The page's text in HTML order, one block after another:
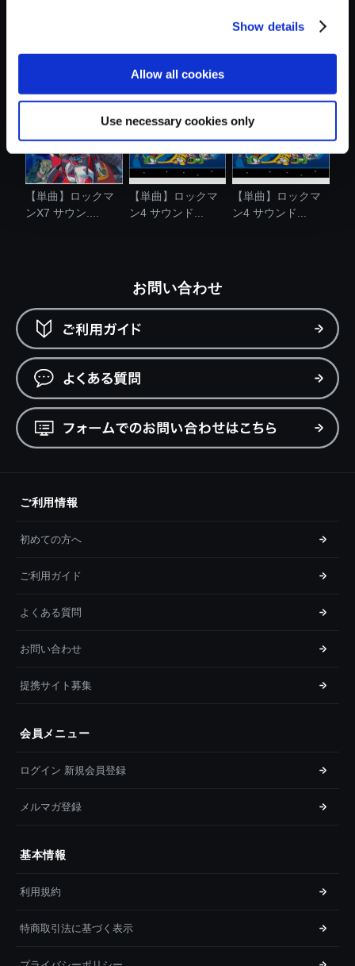
Show details
Allow all cookies
Use necessary cookies only
ン6 サウンド...
ン6 サウンド...
ン サウンド....
【単曲】ロックマ
ンX7 サウン....
【単曲】ロックマ
ン4 サウンド...
【単曲】ロックマ
ン4 サウンド...
お問い合わせ
ご利用情報
初めての方へ
ご利用ガイド
よくある質問
お問い合わせ
提携サイト募集
会員メニュー
ログイン 新規会員登録
メルマガ登録
基本情報
利用規約
特商取引法に基づく表示